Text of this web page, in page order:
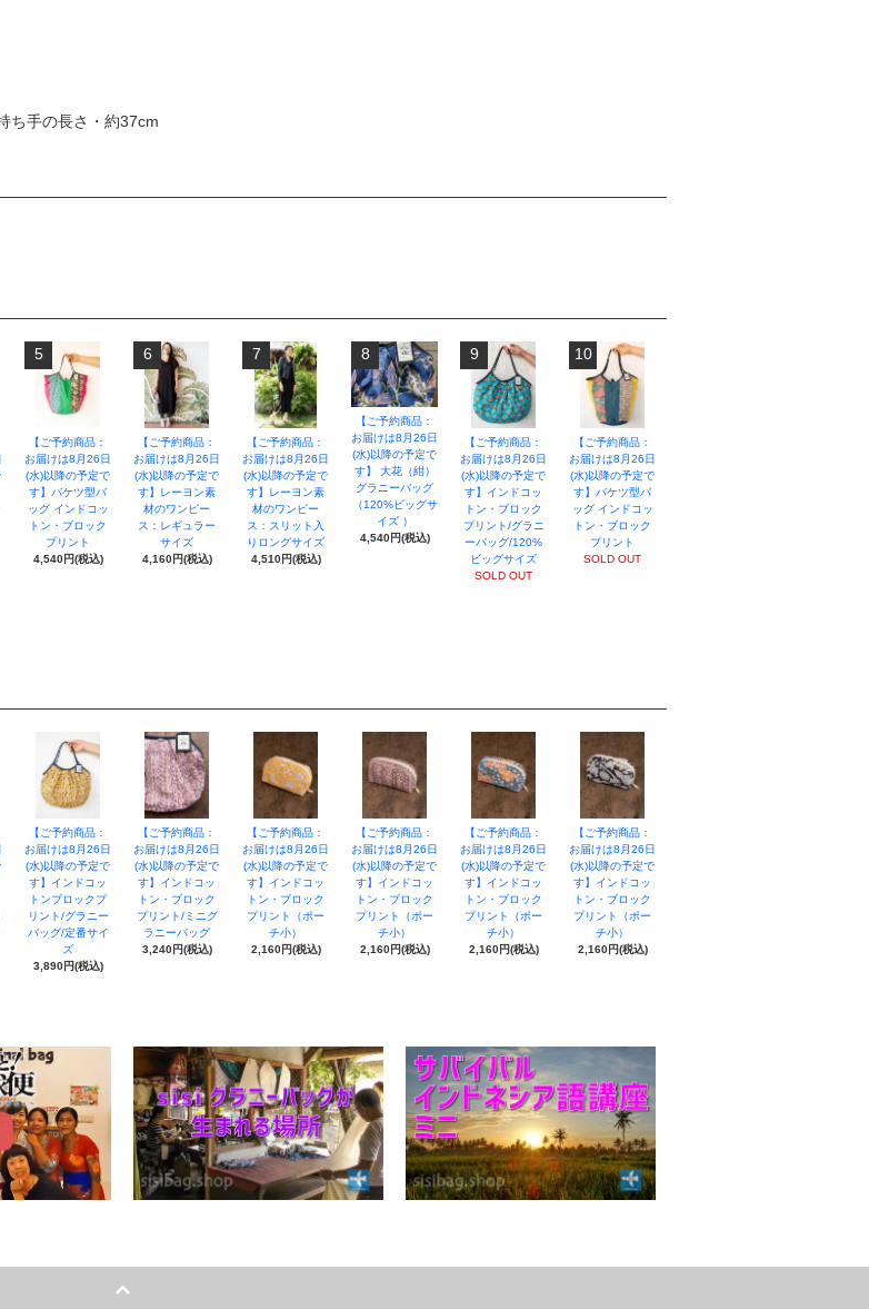
ち手の長さ・約37cm
5
【ご予約商品：
お届けは8月26日
(水)以降の予定で
す】バケツ型バ
ッグ インドコッ
トン・ブロック
プリント
4,540円(税込)
6
【ご予約商品：
お届けは8月26日
(水)以降の予定で
す】レーヨン素
材のワンピー
ス：レギュラー
サイズ
4,160円(税込)
7
【ご予約商品：
お届けは8月26日
(水)以降の予定で
す】レーヨン素
材のワンピー
ス：スリット入
りロングサイズ
4,510円(税込)
8
【ご予約商品：
お届けは8月26日
(水)以降の予定で
す】 大花（紺）
グラニーバッグ
（120%ビッグサ
イズ ）
4,540円(税込)
9
【ご予約商品：
お届けは8月26日
(水)以降の予定で
す】インドコッ
トン・ブロック
プリント/グラニ
ーバッグ/120%
ビッグサイズ
SOLD OUT
10
【ご予約商品：
お届けは8月26日
(水)以降の予定で
す】バケツ型バ
ッグ インドコッ
トン・ブロック
プリント
SOLD OUT
【ご予約商品：
お届けは8月26日
(水)以降の予定で
す】インドコッ
トンブロックプ
リント/グラニー
バッグ/定番サイ
ズ
3,890円(税込)
【ご予約商品：
お届けは8月26日
(水)以降の予定で
す】インドコッ
トン・ブロック
プリント/ミニグ
ラニーバッグ
3,240円(税込)
【ご予約商品：
お届けは8月26日
(水)以降の予定で
す】インドコッ
トン・ブロック
プリント（ポー
チ小）
2,160円(税込)
【ご予約商品：
お届けは8月26日
(水)以降の予定で
す】インドコッ
トン・ブロック
プリント（ポー
チ小）
2,160円(税込)
【ご予約商品：
お届けは8月26日
(水)以降の予定で
す】インドコッ
トン・ブロック
プリント（ポー
チ小）
2,160円(税込)
【ご予約商品：
お届けは8月26日
(水)以降の予定で
す】インドコッ
トン・ブロック
プリント（ポー
チ小）
2,160円(税込)